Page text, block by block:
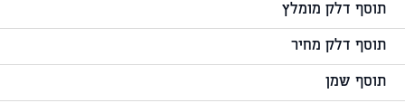
תוסף דלק מומלץ
תוסף דלק מחיר
תוסף שמן